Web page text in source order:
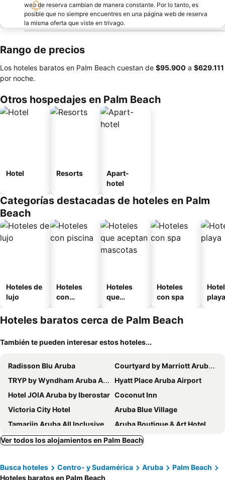
web de reserva cambian de manera constante. Por lo tanto, es
posible que no siempre encuentres en una página web de reserva
la misma oferta que viste en trivago.
Rango de precios
Los hoteles baratos en Palm Beach cuestan de ‎$95.900 a ‎$629.111
por noche.
Otros hospedajes en Palm Beach
Hotel Resorts
Apart-
hotel
Categorías destacadas de hoteles en Palm
Beach
Hoteles de
lujo
Hoteles
con
Hoteles
que
mascotas
Hoteles
con spa
playa
Hoteles baratos cerca de Palm Beach
También te pueden interesar estos hoteles...
Radisson Blu Aruba
Courtyard by Marriott Aruba Resort
TRYP by Wyndham Aruba Adults Only Hotel
Hyatt Place Aruba Airport
Hotel JOIA Aruba by Iberostar Coconut Inn
Victoria City Hotel
Aruba Blue Village
Tamarijn Aruba All Inclusive
Aruba Boutique & Art Hotel, BW Signature Collection
Arubiana Inn
MVC Eagle Beach
RH Boutique Hotel Aruba
Sea Breeze Town
Ver todos los alojamientos en Palm Beach
Busca hoteles Centro- y Sudamérica Aruba
Palm Beach
Hoteles baratos en Palm Beach